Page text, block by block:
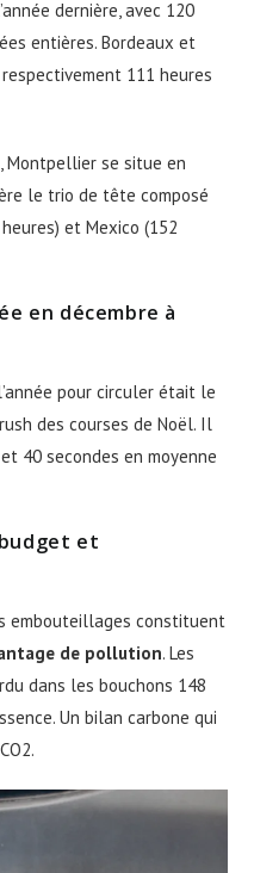
dernière, avec 120
entières. Bordeaux et
111 heures
Montpellier se situe en
le trio de tête composé
et Mexico (152
en décembre à
pour circuler était le
des courses de Noël. Il
40 secondes en moyenne
et
embouteillages constituent
de pollution. Les
dans les bouchons 148
Un bilan carbone qui